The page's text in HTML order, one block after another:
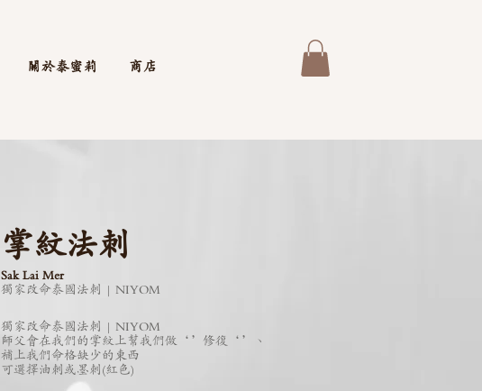
關於泰蜜莉 商店
掌紋法刺
Sak Lai Mer
獨家改命泰國法刺 | NIYOM
獨家改命泰國法刺 | NIYOM
師父會在我們的掌紋上幫我們做‘’修復‘’、
補上我們命格缺少的東西
可選擇油刺或墨刺(紅色)